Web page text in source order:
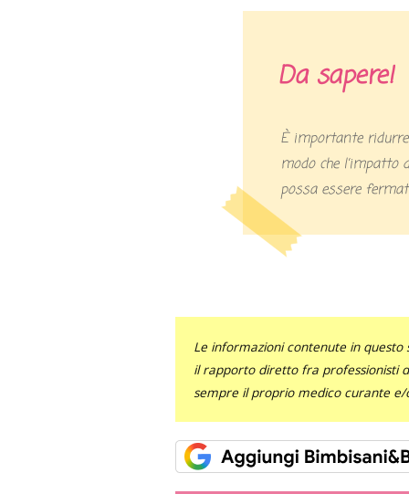
Da sapere!
È importante ridurre l’eccesso di peso il prima possibile, in
modo che l’impatto
possa essere
Le informazioni contenute in
il rapporto diretto fra professionisti
sempre il proprio medico curante e/